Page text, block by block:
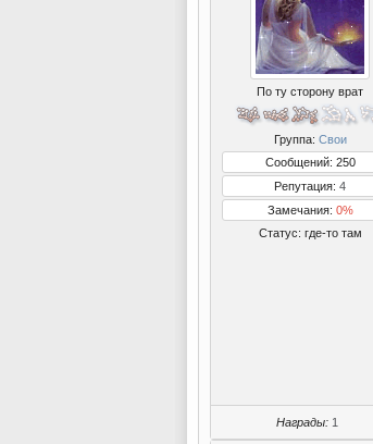
По ту сторону врат
Группа: Свои
Сообщений: 250
Репутация: 4
Замечания: 0%
Статус: где-то там
Награды: 1